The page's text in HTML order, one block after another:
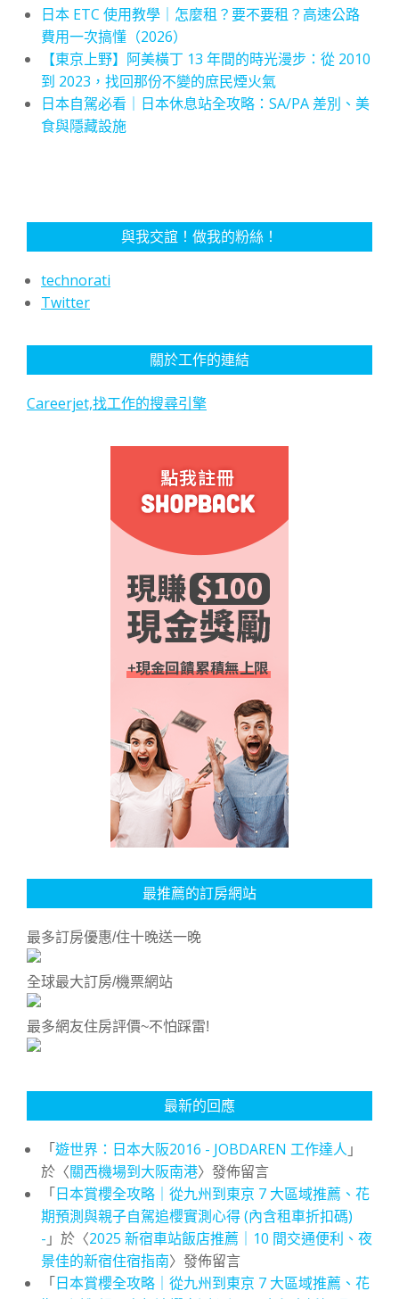
日本 ETC 使用教學｜怎麼租？要不要租？高速公路
費用一次搞懂（2026）
【東京上野】阿美橫丁 13 年間的時光漫步：從 2010
到 2023，找回那份不變的庶民煙火氣
日本自駕必看｜日本休息站全攻略：SA/PA 差別、美
食與隱藏設施
與我交誼！做我的粉絲！
technorati
Twitter
關於工作的連結
Careerjet,找工作的搜尋引擎
最推薦的訂房網站
最多訂房優惠/住十晚送一晚
全球最大訂房/機票網站
最多網友住房評價~不怕踩雷!
最新的回應
「遊世界：日本大阪2016 - JOBDAREN 工作達人 」
於〈關西機場到大阪南港〉發佈留言
「日本賞櫻全攻略｜從九州到東京 7 大區域推薦、花
期預測與親子自駕追櫻實測心得 (內含租車折扣碼)
- 」於〈2025 新宿車站飯店推薦｜10 間交通便利、夜
景佳的新宿住宿指南〉發佈留言
「日本賞櫻全攻略｜從九州到東京 7 大區域推薦、花